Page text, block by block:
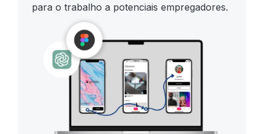
para o trabalho a potenciais empregadores.